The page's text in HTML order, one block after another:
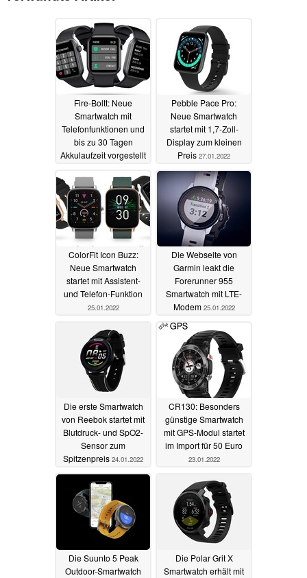
Fire-Boltt: Neue
Smartwatch mit
Telefonfunktionen und
bis zu 30 Tagen
Akkulaufzeit vorgestellt
Pebble Pace Pro:
Neue Smartwatch
startet mit 1,7-Zoll-
Display zum kleinen
Preis 27.01.2022
ColorFit Icon Buzz:
Neue Smartwatch
startet mit Assistent-
und Telefon-Funktion
25.01.2022
Die Webseite von
Garmin leakt die
Forerunner 955
Smartwatch mit LTE-
Modem 25.01.2022
Die erste Smartwatch
von Reebok startet mit
Blutdruck- und SpO2-
Sensor zum
Spitzenpreis 24.01.2022
CR130: Besonders
günstige Smartwatch
mit GPS-Modul startet
im Import für 50 Euro
23.01.2022
Die Suunto 5 Peak
Outdoor-Smartwatch
Die Polar Grit X
Smartwatch erhält mit